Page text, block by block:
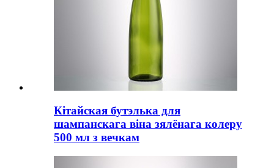
Кітайская бутэлька для
шампанскага віна зялёнага колеру
500 мл з вечкам